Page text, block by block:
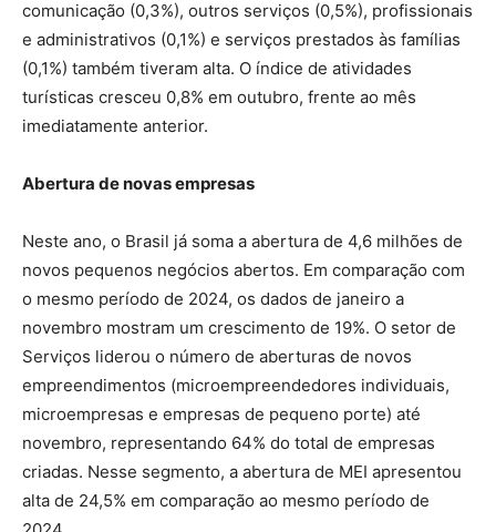
comunicação (0,3%), outros serviços (0,5%), profissionais
e administrativos (0,1%) e serviços prestados às famílias
(0,1%) também tiveram alta. O índice de atividades
turísticas cresceu 0,8% em outubro, frente ao mês
imediatamente anterior.
Abertura de novas empresas
Neste ano, o Brasil já soma a abertura de 4,6 milhões de
novos pequenos negócios abertos. Em comparação com
o mesmo período de 2024, os dados de janeiro a
novembro mostram um crescimento de 19%. O setor de
Serviços liderou o número de aberturas de novos
empreendimentos (microempreendedores individuais,
microempresas e empresas de pequeno porte) até
novembro, representando 64% do total de empresas
criadas. Nesse segmento, a abertura de MEI apresentou
alta de 24,5% em comparação ao mesmo período de